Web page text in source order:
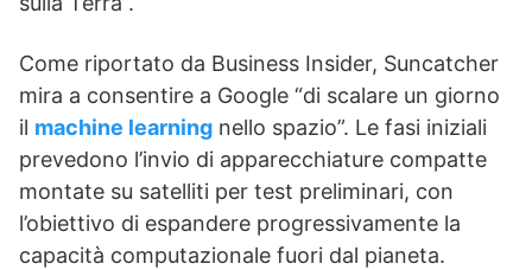
Come riportato da Business Insider, Suncatcher
mira a consentire a Google “di scalare un giorno
il machine learning nello spazio”. Le fasi iniziali
prevedono l’invio di apparecchiature compatte
montate su satelliti per test preliminari, con
l’obiettivo di espandere progressivamente la
capacità computazionale fuori dal pianeta.